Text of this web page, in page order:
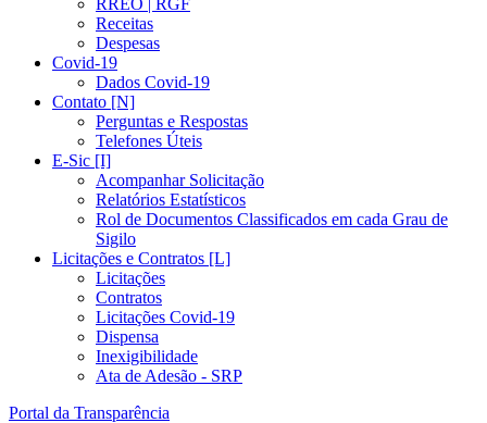
RREO | RGF
Receitas
Despesas
Covid-19
Dados Covid-19
Contato [N]
Perguntas e Respostas
Telefones Úteis
E-Sic [I]
Acompanhar Solicitação
Relatórios Estatísticos
Rol de Documentos Classificados em cada Grau de
Sigilo
Licitações e Contratos [L]
Licitações
Contratos
Licitações Covid-19
Dispensa
Inexigibilidade
Ata de Adesão - SRP
Portal da Transparência